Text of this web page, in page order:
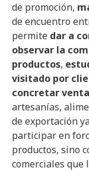
de promoción,
de encuentro
permite dar a
observar la
productos,
visitado por
concretar
artesanías,
de exportación
participar en
productos, sino
comerciales que